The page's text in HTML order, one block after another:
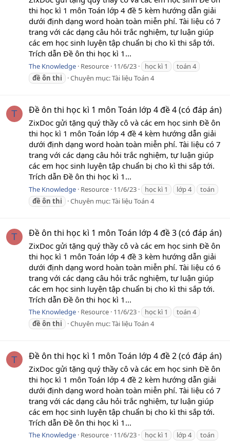
thi học kì 1 môn Toán lớp 4 đề 5 kèm hướng dẫn giải
dưới định dạng word hoàn toàn miễn phí. Tài liệu có 7
trang với các dạng câu hỏi trắc nghiệm, tự luận giúp
các em học sinh luyện tập chuẩn bị cho kì thi sắp tới.
Trích dẫn Đề ôn thi học kì 1...
The Knowledge Resource 11/6/23 học kì 1
toán 4
đề ôn thi Chuyên mục:Tài liệu Toán 4
T Đề ôn thi học kì 1 môn Toán lớp 4 đề 4 (có đáp án)
ZixDoc gửi tặng quý thầy cô và các em học sinh Đề ôn
thi học kì 1 môn Toán lớp 4 đề 4 kèm hướng dẫn giải
dưới định dạng word hoàn toàn miễn phí. Tài liệu có 7
trang với các dạng câu hỏi trắc nghiệm, tự luận giúp
các em học sinh luyện tập chuẩn bị cho kì thi sắp tới.
Trích dẫn Đề ôn thi học kì 1...
The Knowledge Resource 11/6/23 học kì 1 lớp 4
toán
đề ôn thi Chuyên mục:Tài liệu Toán 4
T Đề ôn thi học kì 1 môn Toán lớp 4 đề 3 (có đáp án)
ZixDoc gửi tặng quý thầy cô và các em học sinh Đề ôn
thi học kì 1 môn Toán lớp 4 đề 3 kèm hướng dẫn giải
dưới định dạng word hoàn toàn miễn phí. Tài liệu có 6
trang với các dạng câu hỏi trắc nghiệm, tự luận giúp
các em học sinh luyện tập chuẩn bị cho kì thi sắp tới.
Trích dẫn Đề ôn thi học kì 1...
The Knowledge Resource 11/6/23 học kì 1
toán 4
đề ôn thi Chuyên mục:Tài liệu Toán 4
T Đề ôn thi học kì 1 môn Toán lớp 4 đề 2 (có đáp án)
ZixDoc gửi tặng quý thầy cô và các em học sinh Đề ôn
thi học kì 1 môn Toán lớp 4 đề 2 kèm hướng dẫn giải
dưới định dạng word hoàn toàn miễn phí. Tài liệu có 7
trang với các dạng câu hỏi trắc nghiệm, tự luận giúp
các em học sinh luyện tập chuẩn bị cho kì thi sắp tới.
Trích dẫn Đề ôn thi học kì 1...
The Knowledge Resource 11/6/23 học kì 1 lớp 4
toán